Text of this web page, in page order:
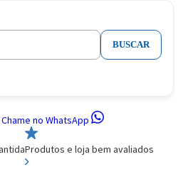
BUSCAR
Chame no WhatsApp
Produtos e loja bem avaliados